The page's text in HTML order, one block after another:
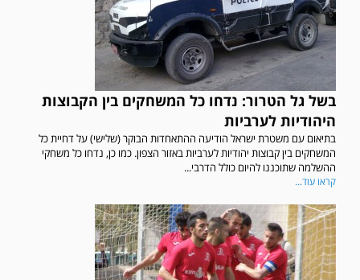
בשל גל הטרור: נדחו כל המשחקים בין הקבוצות
היהודיות לערביות
בתיאום עם משטרת ישראל הודיעה ההתאחדות הבוקר (שלישי) על דחיית כל
המשחקים בין קבוצות יהודיות לערביות באזור הצפון. כמו כן, נדחו כל משחקי
ההשלמה שתוכננו להיום כולל הדרבי...
קראו עוד...